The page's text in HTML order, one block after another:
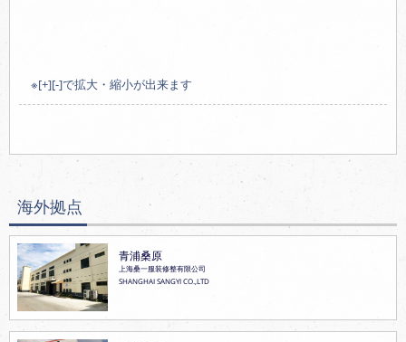
※[+][-]で拡大・縮小が出来ます
海外拠点
青浦桑原
上海桑一服装修整有限公司
SHANGHAI SANGYI CO.,LTD